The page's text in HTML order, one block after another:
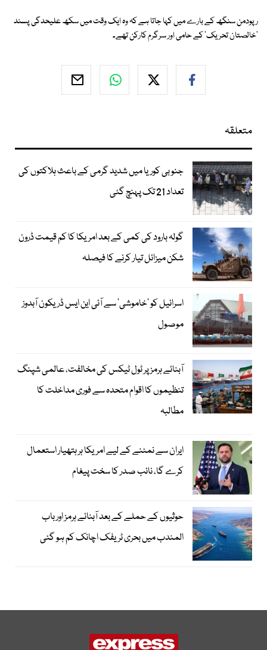
رپودمن سنگھ کے بارے میں کہا جاتا ہے کہ وہ ایک وقت میں سکھ علیحدگی پسند
'خالصتان تحریک' کے حامی اور سرگرم کارکن تھے۔
متعلقہ
جنوبی کوریا میں شدید گرمی کے باعث ہلاکتوں کی
تعداد 21 تک پہنچ گئی
گولہ بارود کی کمی کے بعد امریکا کا کم قیمت ڈرون
شکن میزائل تیار کرنے کا فیصلہ
اسرائیل کو ’خاموشی‘ سے آئی این ایس ڈریکون آبدوز
موصول
آبنائے ہرمز پر ٹول ٹیکس کی مخالفت، عالمی شپنگ
تنظیموں کا اقوام متحدہ سے فوری مداخلت کا
مطالبہ
ایران سے نمٹنے کے لیے امریکا ہر ہتھیار استعمال
کرے گا، نائب صدر کا سخت پیغام
حوثیوں کے حملے کے بعد آبنائے ہرمز اور باب
المندب میں بحری ٹریفک اچانک کم ہو گئی